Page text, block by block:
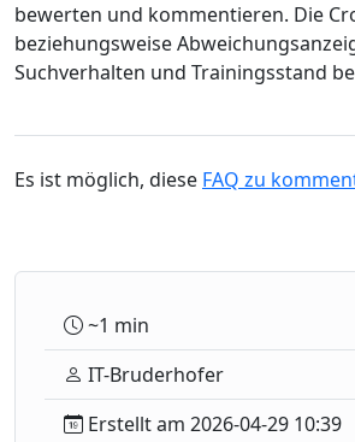
bewerten und kommentieren. Die
beziehungsweise
Suchverhalten und Trainingsstand
Es ist möglich, diese FAQ zu
~1 min
IT-Bruderhofer
Erstellt am 2026-04-29 10:39